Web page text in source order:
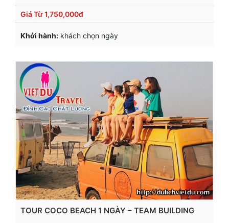
Giá Từ1,750,000đ
Khởi hành: khách chọn ngày
TOUR COCO BEACH 1 NGÀY – TEAM BUILDING